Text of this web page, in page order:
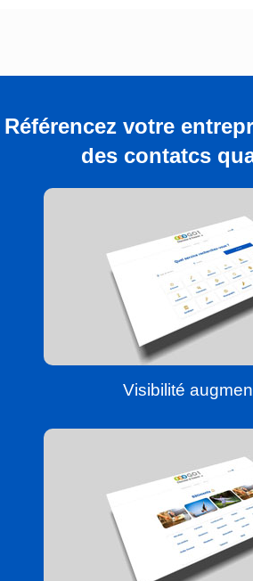
Référencez votre
des contatcs
Visibilité